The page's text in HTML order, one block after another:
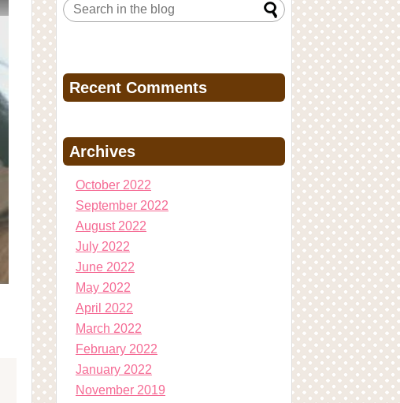
Recent Comments
Archives
October 2022
September 2022
August 2022
July 2022
June 2022
May 2022
April 2022
March 2022
February 2022
January 2022
November 2019